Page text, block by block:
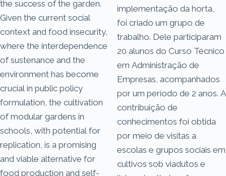
the success of the garden.
Given the current social
context and food insecurity,
where the interdependence
of sustenance and the
environment has become
crucial in public policy
formulation, the cultivation
of modular gardens in
schools, with potential for
replication, is a promising
and viable alternative for
food production and self-
implementação da horta,
foi criado um grupo de
trabalho. Dele participaram
20 alunos do Curso Técnico
em Administração de
Empresas, acompanhados
por um período de 2 anos. A
contribuição de
conhecimentos foi obtida
por meio de visitas a
escolas e grupos sociais em
cultivos sob viadutos e